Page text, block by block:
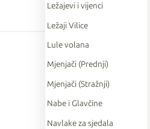
Ležajevi i vijenci
Ležaji Vilice
Lule volana
Mjenjači (Prednji)
Mjenjači (Stražnji)
Nabe i Glavčine
Navlake za sjedala